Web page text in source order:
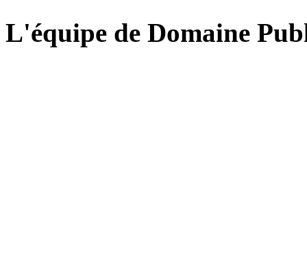
L'équipe de Domaine